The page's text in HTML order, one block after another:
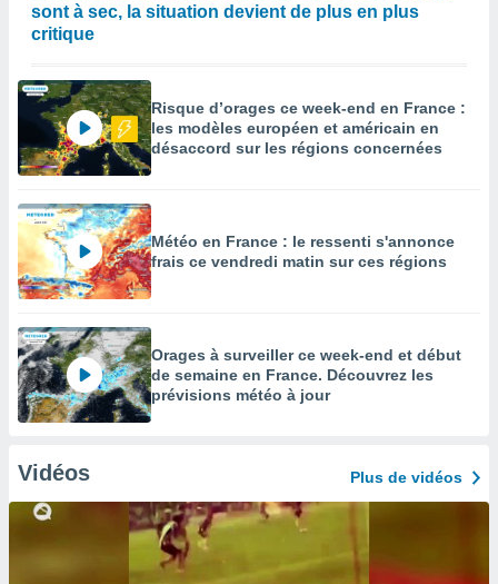
sont à sec, la situation devient de plus en plus
critique
Risque d’orages ce week-end en France :
les modèles européen et américain en
désaccord sur les régions concernées
Météo en France : le ressenti s'annonce
frais ce vendredi matin sur ces régions
Orages à surveiller ce week-end et début
de semaine en France. Découvrez les
prévisions météo à jour
Vidéos Plus de vidéos